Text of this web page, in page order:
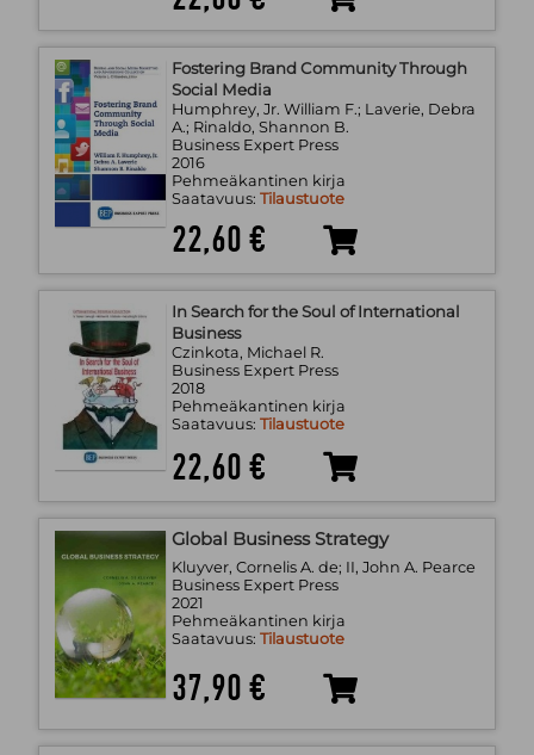
Fostering Brand Community Through
Social Media
Humphrey, Jr. William F.; Laverie, Debra
A.; Rinaldo, Shannon B.
Business Expert Press
2016
Pehmeäkantinen kirja
Saatavuus: Tilaustuote
22,60 €
In Search for the Soul of International
Business
Czinkota, Michael R.
Business Expert Press
2018
Pehmeäkantinen kirja
Saatavuus: Tilaustuote
22,60 €
Global Business Strategy
Kluyver, Cornelis A. de; II, John A. Pearce
Business Expert Press
2021
Pehmeäkantinen kirja
Saatavuus: Tilaustuote
37,90 €